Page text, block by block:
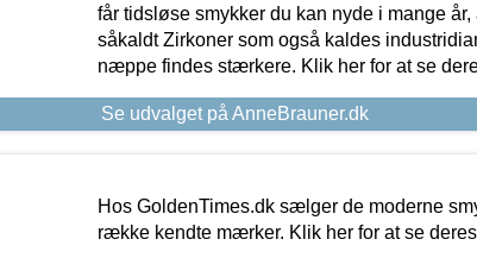
får tidsløse smykker du kan nyde i mange
såkaldt Zirkoner som også kaldes
næppe findes stærkere. Klik her for at se
Se udvalget på AnneBrauner.dk
Hos GoldenTimes.dk sælger de moderne
række kendte mærker. Klik her for at se